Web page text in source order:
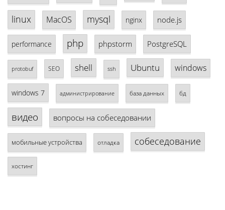
linux MacOS mysql nginx node.js
performance php phpstorm PostgreSQL
protobuf SEO shell ssh Ubuntu windows
windows 7 администрирование база данных бд
видео вопросы на собеседовании
мобильные устройства отладка собеседование
хостинг